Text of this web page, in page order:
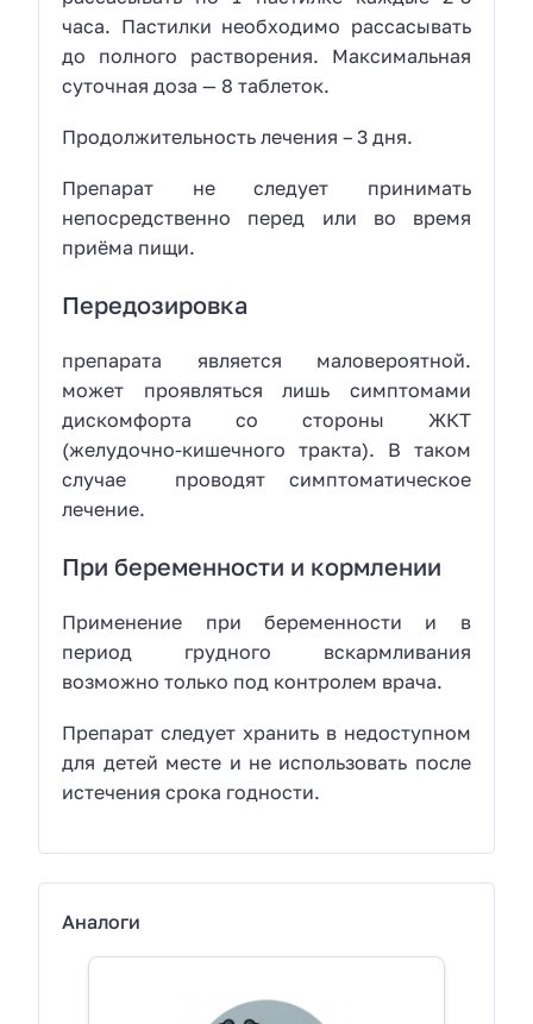
часа. Пастилки необходимо рассасывать
до полного растворения. Максимальная
суточная доза — 8 таблеток.
Продолжительность лечения – 3 дня.
Препарат не следует принимать
непосредственно перед или во время
приёма пищи.
Передозировка
препарата является маловероятной.
может проявляться лишь симптомами
дискомфорта со стороны ЖКТ
(желудочно-кишечного тракта). В таком
случае проводят симптоматическое
лечение.
При беременности и кормлении
Применение при беременности и в
период грудного вскармливания
возможно только под контролем врача.
Препарат следует хранить в недоступном
для детей месте и не использовать после
истечения срока годности.
Аналоги